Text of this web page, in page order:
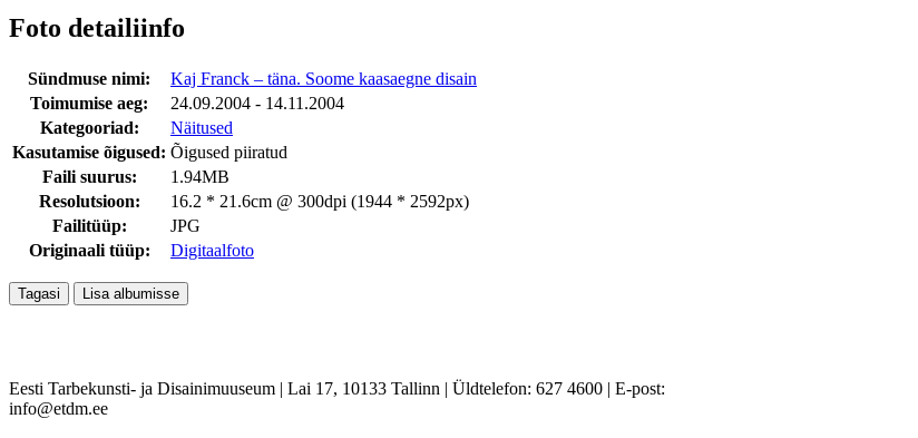
Foto detailiinfo
Sündmuse nimi:
Kaj Franck – täna. Soome kaasaegne disain
Toimumise aeg:
24.09.2004 - 14.11.2004
Kategooriad:
Näitused
Kasutamise õigused: Õigused piiratud
Faili suurus:
1.94MB
Resolutsioon:
16.2 * 21.6cm @ 300dpi (1944 * 2592px)
Failitüüp:
JPG
Originaali tüüp:
Digitaalfoto
Eesti Tarbekunsti- ja Disainimuuseum | Lai 17, 10133 Tallinn | Üldtelefon: 627 4600 | E-post:
info@etdm.ee